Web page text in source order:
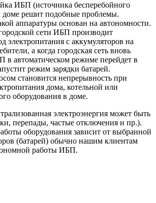
ИБП (источника бесперебойного
доме решит подобные проблемы.
аппаратуры основан на автономности.
сети ИБП производит
электропитания с аккумуляторов на
а когда городская сеть вновь
в автоматическом режиме перейдет в
режим зарядки батарей.
становится непрерывность при
дома, котельной или
оборудования в доме.
электроэнергия может быть
перепады, частые отключения и пр.).
оборудования зависит от выбранной
(батарей) обычно нашим клиентам
работы ИБП.